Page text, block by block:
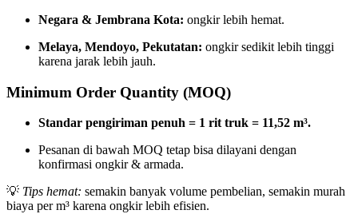
Negara & Jembrana Kota: ongkir lebih hemat.
Melaya, Mendoyo, Pekutatan: ongkir sedikit lebih tinggi
karena jarak lebih jauh.
Minimum Order Quantity (MOQ)
Standar pengiriman penuh = 1 rit truk = 11,52 m³.
Pesanan di bawah MOQ tetap bisa dilayani dengan
konfirmasi ongkir & armada.
💡 Tips hemat: semakin banyak volume pembelian, semakin murah
biaya per m³ karena ongkir lebih efisien.